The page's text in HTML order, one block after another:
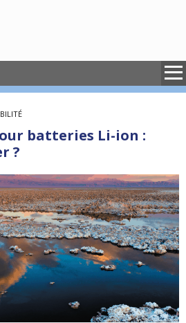
batteries Li-ion :
?